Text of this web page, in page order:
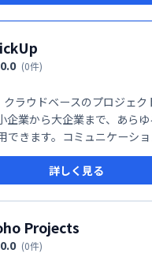
0.0 (0件)
ラウドベースのプロジェク
企業から大企業まで、あら
できます。コミュニケーシ
況の把握、アラート通知な
する多彩な機能を搭載。タス
ス管理も容易に行え、効率
ポートします。ビジネスの
ーズなコラボレーションを実
詳しく見る
Projects
0.0 (0件)